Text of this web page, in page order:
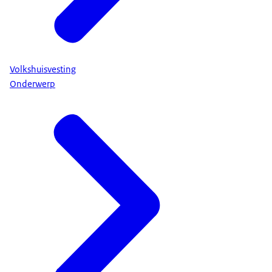
Volkshuisvesting
Onderwerp